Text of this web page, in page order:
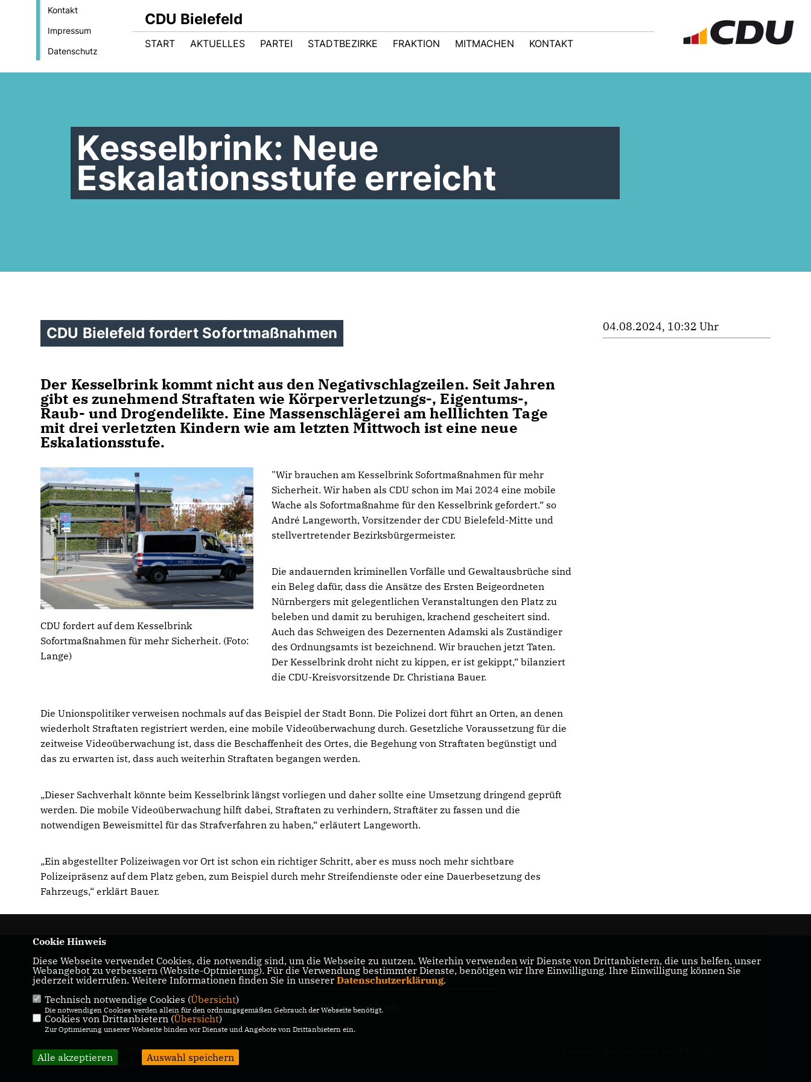
Kontakt
Impressum
Datenschutz
CDU Bielefeld
START AKTUELLES PARTEI STADTBEZIRKE FRAKTION MITMACHEN KONTAKT
Kesselbrink: Neue
Eskalationsstufe erreicht
CDU Bielefeld fordert Sofortmaßnahmen
Der Kesselbrink kommt nicht aus den Negativschlagzeilen. Seit Jahren
gibt es zunehmend Straftaten wie Körperverletzungs-, Eigentums-,
Raub- und Drogendelikte. Eine Massenschlägerei am helllichten Tage
mit drei verletzten Kindern wie am letzten Mittwoch ist eine neue
Eskalationsstufe.
CDU fordert auf dem Kesselbrink
Sofortmaßnahmen für mehr Sicherheit. (Foto:
Lange)
"Wir brauchen am Kesselbrink Sofortmaßnahmen für mehr
Sicherheit. Wir haben als CDU schon im Mai 2024 eine mobile
Wache als Sofortmaßnahme für den Kesselbrink gefordert.“ so
André Langeworth, Vorsitzender der CDU Bielefeld-Mitte und
stellvertretender Bezirksbürgermeister.
Die andauernden kriminellen Vorfälle und Gewaltausbrüche sind
ein Beleg dafür, dass die Ansätze des Ersten Beigeordneten
Nürnbergers mit gelegentlichen Veranstaltungen den Platz zu
beleben und damit zu beruhigen, krachend gescheitert sind.
Auch das Schweigen des Dezernenten Adamski als Zuständiger
des Ordnungsamts ist bezeichnend. Wir brauchen jetzt Taten.
Der Kesselbrink droht nicht zu kippen, er ist gekippt,“ bilanziert
die CDU-Kreisvorsitzende Dr. Christiana Bauer.
Die Unionspolitiker verweisen nochmals auf das Beispiel der Stadt Bonn. Die Polizei dort führt an Orten, an denen
wiederholt Straftaten registriert werden, eine mobile Videoüberwachung durch. Gesetzliche Voraussetzung für die
zeitweise Videoüberwachung ist, dass die Beschaffenheit des Ortes, die Begehung von Straftaten begünstigt und
das zu erwarten ist, dass auch weiterhin Straftaten begangen werden.
Dieser Sachverhalt könnte beim Kesselbrink längst vorliegen und daher sollte eine Umsetzung dringend geprüft
werden. Die mobile Videoüberwachung hilft dabei, Straftaten zu verhindern, Straftäter zu fassen und die
notwendigen Beweismittel für das Strafverfahren zu haben,“ erläutert Langeworth.
Ein abgestellter Polizeiwagen vor Ort ist schon ein richtiger Schritt, aber es muss noch mehr sichtbare
Polizeipräsenz auf dem Platz geben, zum Beispiel durch mehr Streifendienste oder eine Dauerbesetzung des
Fahrzeugs,“ erklärt Bauer.
04.08.2024, 10:32 Uhr
IMPRESSUM
DATENSCHUTZ
CDU Nordrhein-Westfalen
CDU Deutschlands
@2026 CDU Bielefeld
Alle Rechte vorbehalten.
Cookie Hinweis
Diese Webseite verwendet Cookies, die notwendig sind, um die Webseite zu nutzen. Weiterhin verwenden wir Dienste von Drittanbietern, die uns helfen, unser
Webangebot zu verbessern (Website-Optmierung). Für die Verwendung bestimmter Dienste, benötigen wir Ihre Einwilligung. Ihre Einwilligung können Sie
jederzeit widerrufen. Weitere Informationen finden Sie in unserer Datenschutzerklärung.
Technisch notwendige Cookies (Übersicht)
Die notwendigen Cookies werden allein für den ordnungsgemäßen Gebrauch der Webseite benötigt.
Cookies von Drittanbietern (Übersicht)
Zur Optimierung unserer Webseite binden wir Dienste und Angebote von Drittanbietern ein.
Alle akzeptieren Auswahl speichern